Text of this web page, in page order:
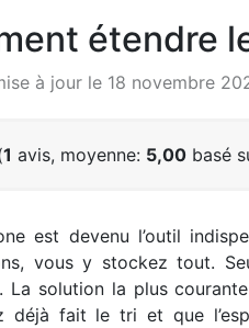
étendre
à jour le 18 novembre
1 avis, moyenne: 5,00 basé
est devenu l’outil
vous y stockez tout.
La solution la plus
déjà fait le tri et que